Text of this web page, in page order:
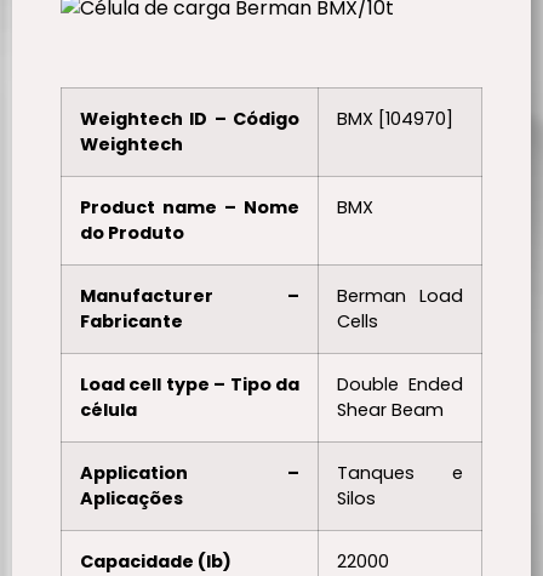
Weightech ID – Código
Weightech
BMX [104970]
Product name – Nome
do Produto
BMX
Manufacturer –
Fabricante
Berman Load
Cells
Load cell type – Tipo da
célula
Double Ended
Shear Beam
Application –
Aplicações
Tanques e
Silos
Capacidade (lb) 22000